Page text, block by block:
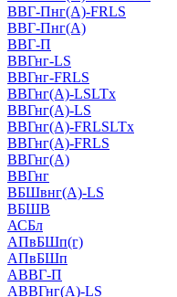
ВВГ-Пнг(А)-FRLS
ВВГ-Пнг(А)
ВВГ-П
ВВГнг-LS
ВВГнг-FRLS
ВВГнг(А)-LSLTx
ВВГнг(А)-LS
ВВГнг(А)-FRLSLTx
ВВГнг(А)-FRLS
ВВГнг(А)
ВВГнг
ВБШвнг(А)-LS
ВБШВ
АСБл
АПвБШп(г)
АПвБШп
АВВГ-П
АВВГнг(А)-LS